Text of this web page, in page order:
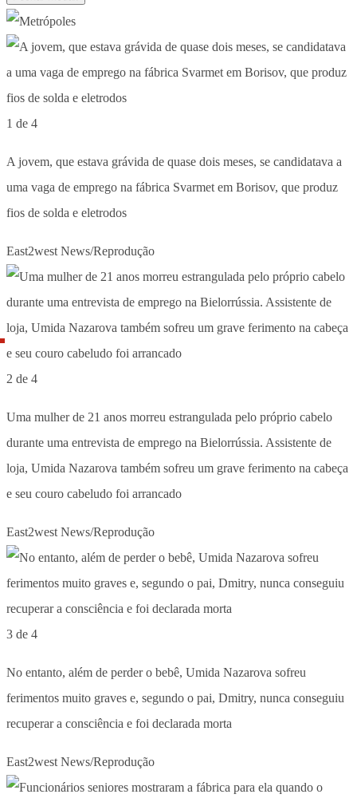
1 de 4
A jovem, que estava grávida de quase dois meses, se candidatava a
uma vaga de emprego na fábrica Svarmet em Borisov, que produz
fios de solda e eletrodos
East2west News/Reprodução
2 de 4
Uma mulher de 21 anos morreu estrangulada pelo próprio cabelo
durante uma entrevista de emprego na Bielorrússia. Assistente de
loja, Umida Nazarova também sofreu um grave ferimento na cabeça
e seu couro cabeludo foi arrancado
East2west News/Reprodução
3 de 4
No entanto, além de perder o bebê, Umida Nazarova sofreu
ferimentos muito graves e, segundo o pai, Dmitry, nunca conseguiu
recuperar a consciência e foi declarada morta
East2west News/Reprodução